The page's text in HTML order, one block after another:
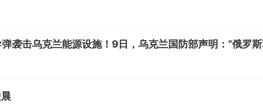
袭击乌克兰能源设施！9日，乌克兰国防部声明：“俄罗